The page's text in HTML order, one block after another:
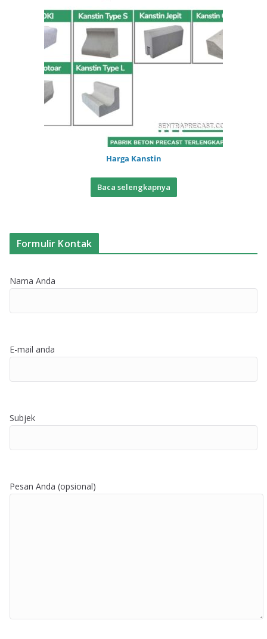
Harga Kanstin
Baca selengkapnya
Formulir Kontak
Nama Anda
E-mail anda
Subjek
Pesan Anda (opsional)